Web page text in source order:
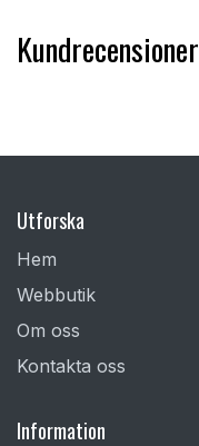
Kundrecensioner
Utforska
Hem
Webbutik
Om oss
Kontakta oss
Information